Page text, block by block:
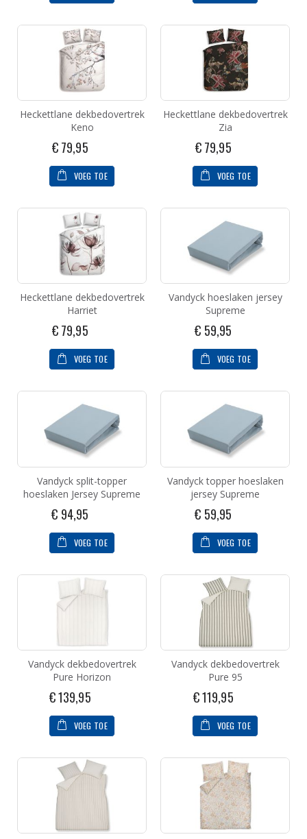
Heckettlane dekbedovertrek
Keno
€ 79,95
VOEG TOE
Heckettlane dekbedovertrek
Zia
€ 79,95
VOEG TOE
Heckettlane dekbedovertrek
Harriet
€ 79,95
VOEG TOE
Vandyck hoeslaken jersey
Supreme
€ 59,95
VOEG TOE
Vandyck split-topper
hoeslaken Jersey Supreme
€ 94,95
VOEG TOE
Vandyck topper hoeslaken
jersey Supreme
€ 59,95
VOEG TOE
Vandyck dekbedovertrek
Pure Horizon
€ 139,95
VOEG TOE
Vandyck dekbedovertrek
Pure 95
€ 119,95
VOEG TOE